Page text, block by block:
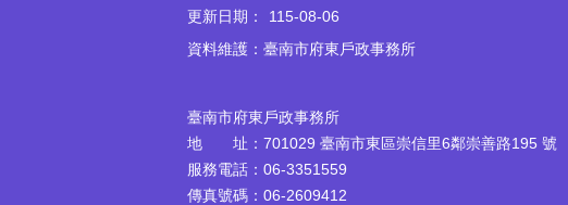
更新日期：
115-08-06
資料維護：臺南市府東戶政事務所
臺南市府東戶政事務所
地 址：701029 臺南市東區崇信里6鄰崇善路195 號
服務電話：06-3351559
傳真號碼：06-2609412